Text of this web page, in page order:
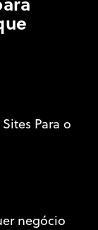
Para o
negócio